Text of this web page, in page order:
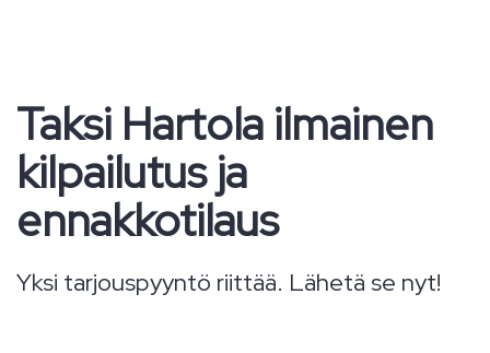
Taksi Hartola ilmainen
kilpailutus ja
ennakkotilaus
Yksi tarjouspyyntö riittää. Lähetä se nyt!